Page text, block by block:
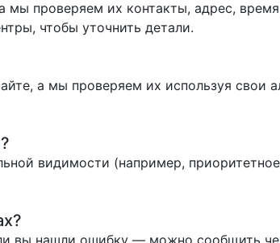
проверяем их контакты, адрес,
чтобы уточнить детали.
а мы проверяем их используя свои
видимости (например,
вы нашли ошибку — можно сообщить